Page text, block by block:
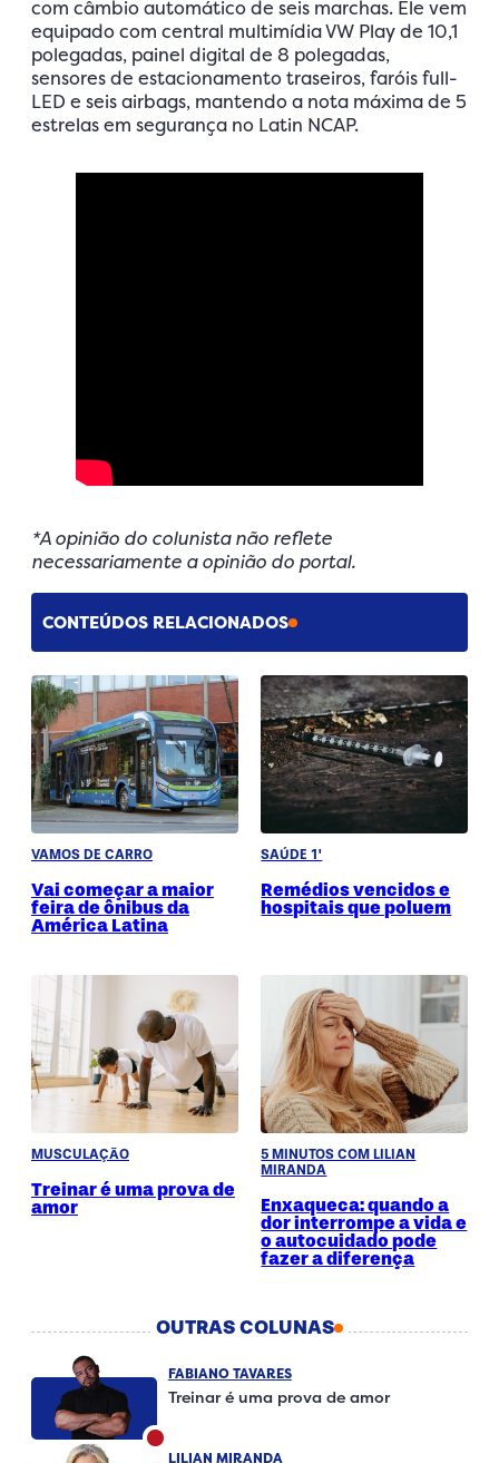
com câmbio automático de seis marchas. Ele vem
equipado com central multimídia VW Play de 10,1
polegadas, painel digital de 8 polegadas,
sensores de estacionamento traseiros, faróis full-
LED e seis airbags, mantendo a nota máxima de 5
estrelas em segurança no Latin NCAP.
*A opinião do colunista não reflete
necessariamente a opinião do portal.
CONTEÚDOS RELACIONADOS
VAMOS DE CARRO
Vai começar a maior
feira de ônibus da
América Latina
SAÚDE 1'
Remédios vencidos e
hospitais que poluem
MUSCULAÇÃO
Treinar é uma prova de
amor
5 MINUTOS COM LILIAN
MIRANDA
Enxaqueca: quando a
dor interrompe a vida e
o autocuidado pode
fazer a diferença
OUTRAS COLUNAS
FABIANO TAVARES
Treinar é uma prova de amor
LILIAN MIRANDA